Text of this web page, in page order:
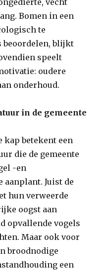
vecht
Bomen in een
te
beoordelen, blijkt
speelt
oudere
onderhoud.
in de gemeente
kap betekent een
die de gemeente
-en
Juist de
hun verweerde
oogst aan
opvallende vogels
Maar ook voor
broodnodige
een